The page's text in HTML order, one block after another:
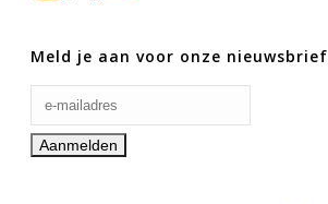
Meld je aan voor onze nieuwsbrief